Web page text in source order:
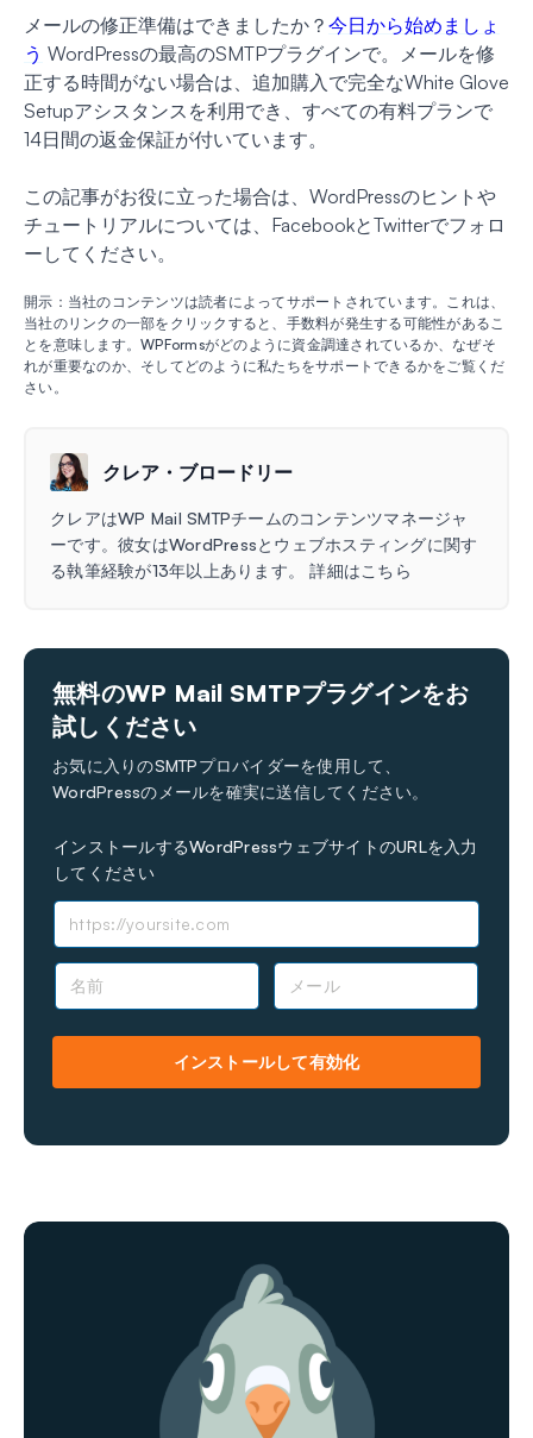
メールの修正準備はできましたか？ 今日から始めましょ
う WordPressの最高のSMTPプラグインで。メールを修
正する時間がない場合は、追加購入で完全なWhite Glove
Setupアシスタンスを利用でき、すべての有料プランで
14日間の返金保証が付いています。
この記事がお役に立った場合は、WordPressのヒントや
チュートリアルについては、FacebookとTwitterでフォロ
ーしてください。
開示：当社のコンテンツは読者によってサポートされています。これは、
当社のリンクの一部をクリックすると、手数料が発生する可能性があるこ
とを意味します。WPFormsがどのように資金調達されているか、なぜそ
れが重要なのか、そしてどのように私たちをサポートできるかをご覧くだ
さい。
クレア・ブロードリー
クレアはWP Mail SMTPチームのコンテンツマネージャ
ーです。彼女はWordPressとウェブホスティングに関す
る執筆経験が13年以上あります。 詳細はこちら
無料のWP Mail SMTPプラグインをお
試しください
お気に入りのSMTPプロバイダーを使用して、
WordPressのメールを確実に送信してください。
インストールするWordPressウェブサイトのURLを入力
してください
名
メ
*
インストールして有効化